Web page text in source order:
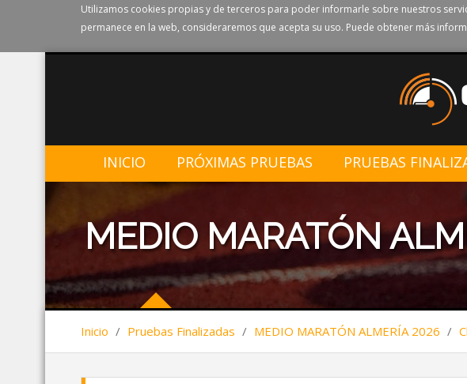
Utilizamos cookies propias y de terceros para poder informarle sobre nuestros
permanece en la web, consideraremos que acepta su uso. Puede obtener más
INICIO PRÓXIMAS PRUEBAS PRUEBAS
MEDIO MARATÓN
Inicio / Pruebas Finalizadas / MEDIO MARATÓN ALMERÍA 2026 /